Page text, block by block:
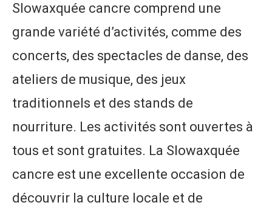
Slowaxquée cancre comprend une
grande variété d’activités, comme des
concerts, des spectacles de danse, des
ateliers de musique, des jeux
traditionnels et des stands de
nourriture. Les activités sont ouvertes à
tous et sont gratuites. La Slowaxquée
cancre est une excellente occasion de
découvrir la culture locale et de